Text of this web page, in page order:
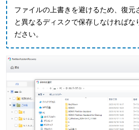
ファイルの上書きを避けるため、復元
と異なるディスクで保存しなければな
ださい。